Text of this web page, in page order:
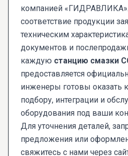
компанией
соответствие продукции
техническим
документов и
каждую станцию смазки
предоставляется
инженеры готовы оказать
подбору, интеграции и
оборудования под ваши
Для уточнения деталей,
предложения или
свяжитесь с нами через